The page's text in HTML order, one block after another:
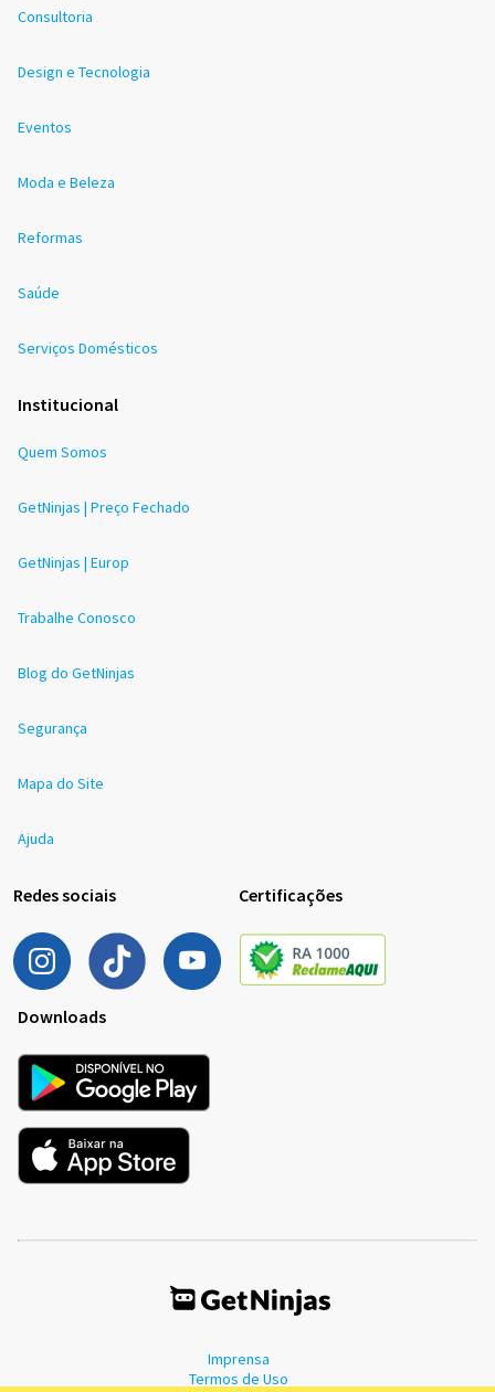
Consultoria
Design e Tecnologia
Eventos
Moda e Beleza
Reformas
Saúde
Serviços Domésticos
Institucional
Quem Somos
GetNinjas | Preço Fechado
GetNinjas | Europ
Trabalhe Conosco
Blog do GetNinjas
Segurança
Mapa do Site
Ajuda
Redes sociais Certificações
Downloads
Imprensa
Termos de Uso